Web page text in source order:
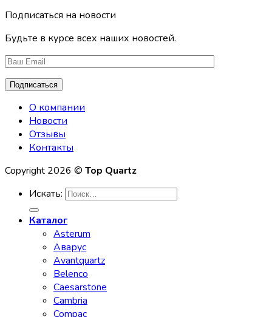
Подписаться на новости
Будьте в курсе всех наших новостей.
О компании
Новости
Отзывы
Контакты
Copyright 2026 © Top Quartz
Искать:
Каталог
Asterum
Аварус
Avantquartz
Belenco
Caesarstone
Cambria
Compac